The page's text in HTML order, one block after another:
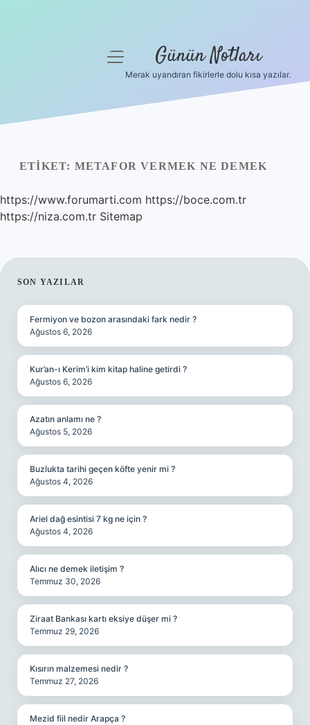
Yasal Uyarı
Hakkımızda
menüyü
Günün Notları
Merak uyandıran fikirlerle dolu kısa yazılar.
ETIKET: METAFOR VERMEK NE DEMEK
https://www.forumarti.com https://boce.com.tr
https://niza.com.tr Sitemap
SIDEBAR
SON YAZILAR
Fermiyon ve bozon arasındaki fark nedir ?
Ağustos 6, 2026
Kur’an-ı Kerim’i kim kitap haline getirdi ?
Ağustos 6, 2026
Azatın anlamı ne ?
Ağustos 5, 2026
Buzlukta tarihi geçen köfte yenir mi ?
Ağustos 4, 2026
Ariel dağ esintisi 7 kg ne için ?
Ağustos 4, 2026
Alıcı ne demek iletişim ?
Temmuz 30, 2026
Ziraat Bankası kartı eksiye düşer mi ?
Temmuz 29, 2026
Kısırın malzemesi nedir ?
Temmuz 27, 2026
Mezid fiil nedir Arapça ?